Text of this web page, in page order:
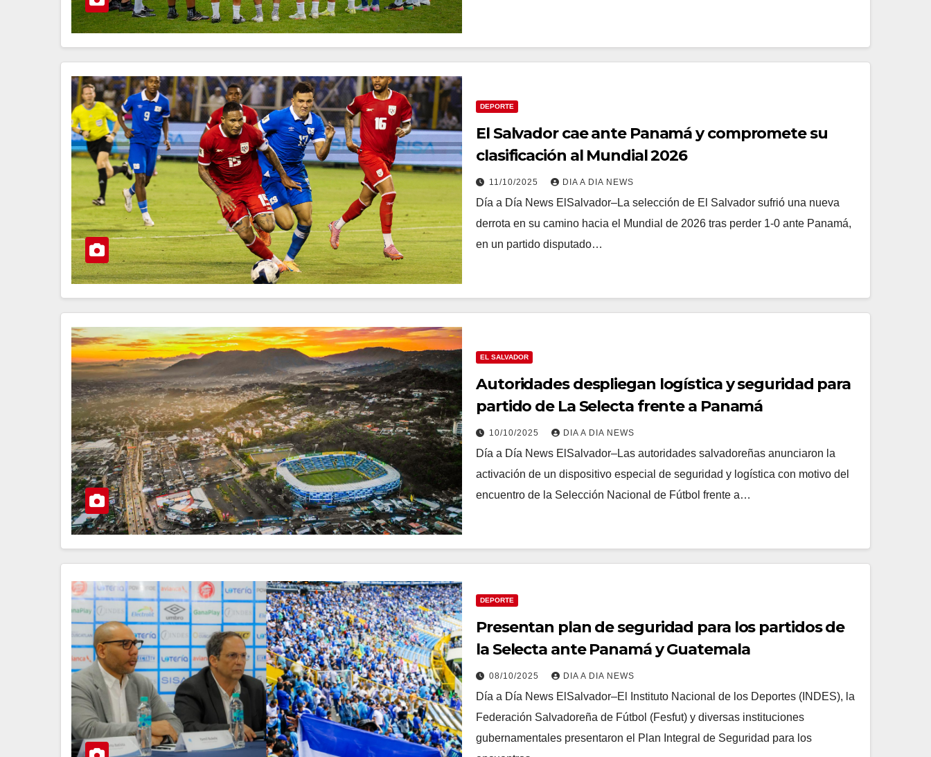
DEPORTE
El Salvador cae ante Panamá y compromete su
clasificación al Mundial 2026
11/10/2025 DIA A DIA NEWS
Día a Día News ElSalvador–La selección de El Salvador sufrió una nueva
derrota en su camino hacia el Mundial de 2026 tras perder 1-0 ante Panamá,
en un partido disputado…
EL SALVADOR
Autoridades despliegan logística y seguridad para
partido de La Selecta frente a Panamá
10/10/2025 DIA A DIA NEWS
Día a Día News ElSalvador–Las autoridades salvadoreñas anunciaron la
activación de un dispositivo especial de seguridad y logística con motivo del
encuentro de la Selección Nacional de Fútbol frente a…
DEPORTE
Presentan plan de seguridad para los partidos de
la Selecta ante Panamá y Guatemala
08/10/2025 DIA A DIA NEWS
Día a Día News ElSalvador–El Instituto Nacional de los Deportes (INDES), la
Federación Salvadoreña de Fútbol (Fesfut) y diversas instituciones
gubernamentales presentaron el Plan Integral de Seguridad para los